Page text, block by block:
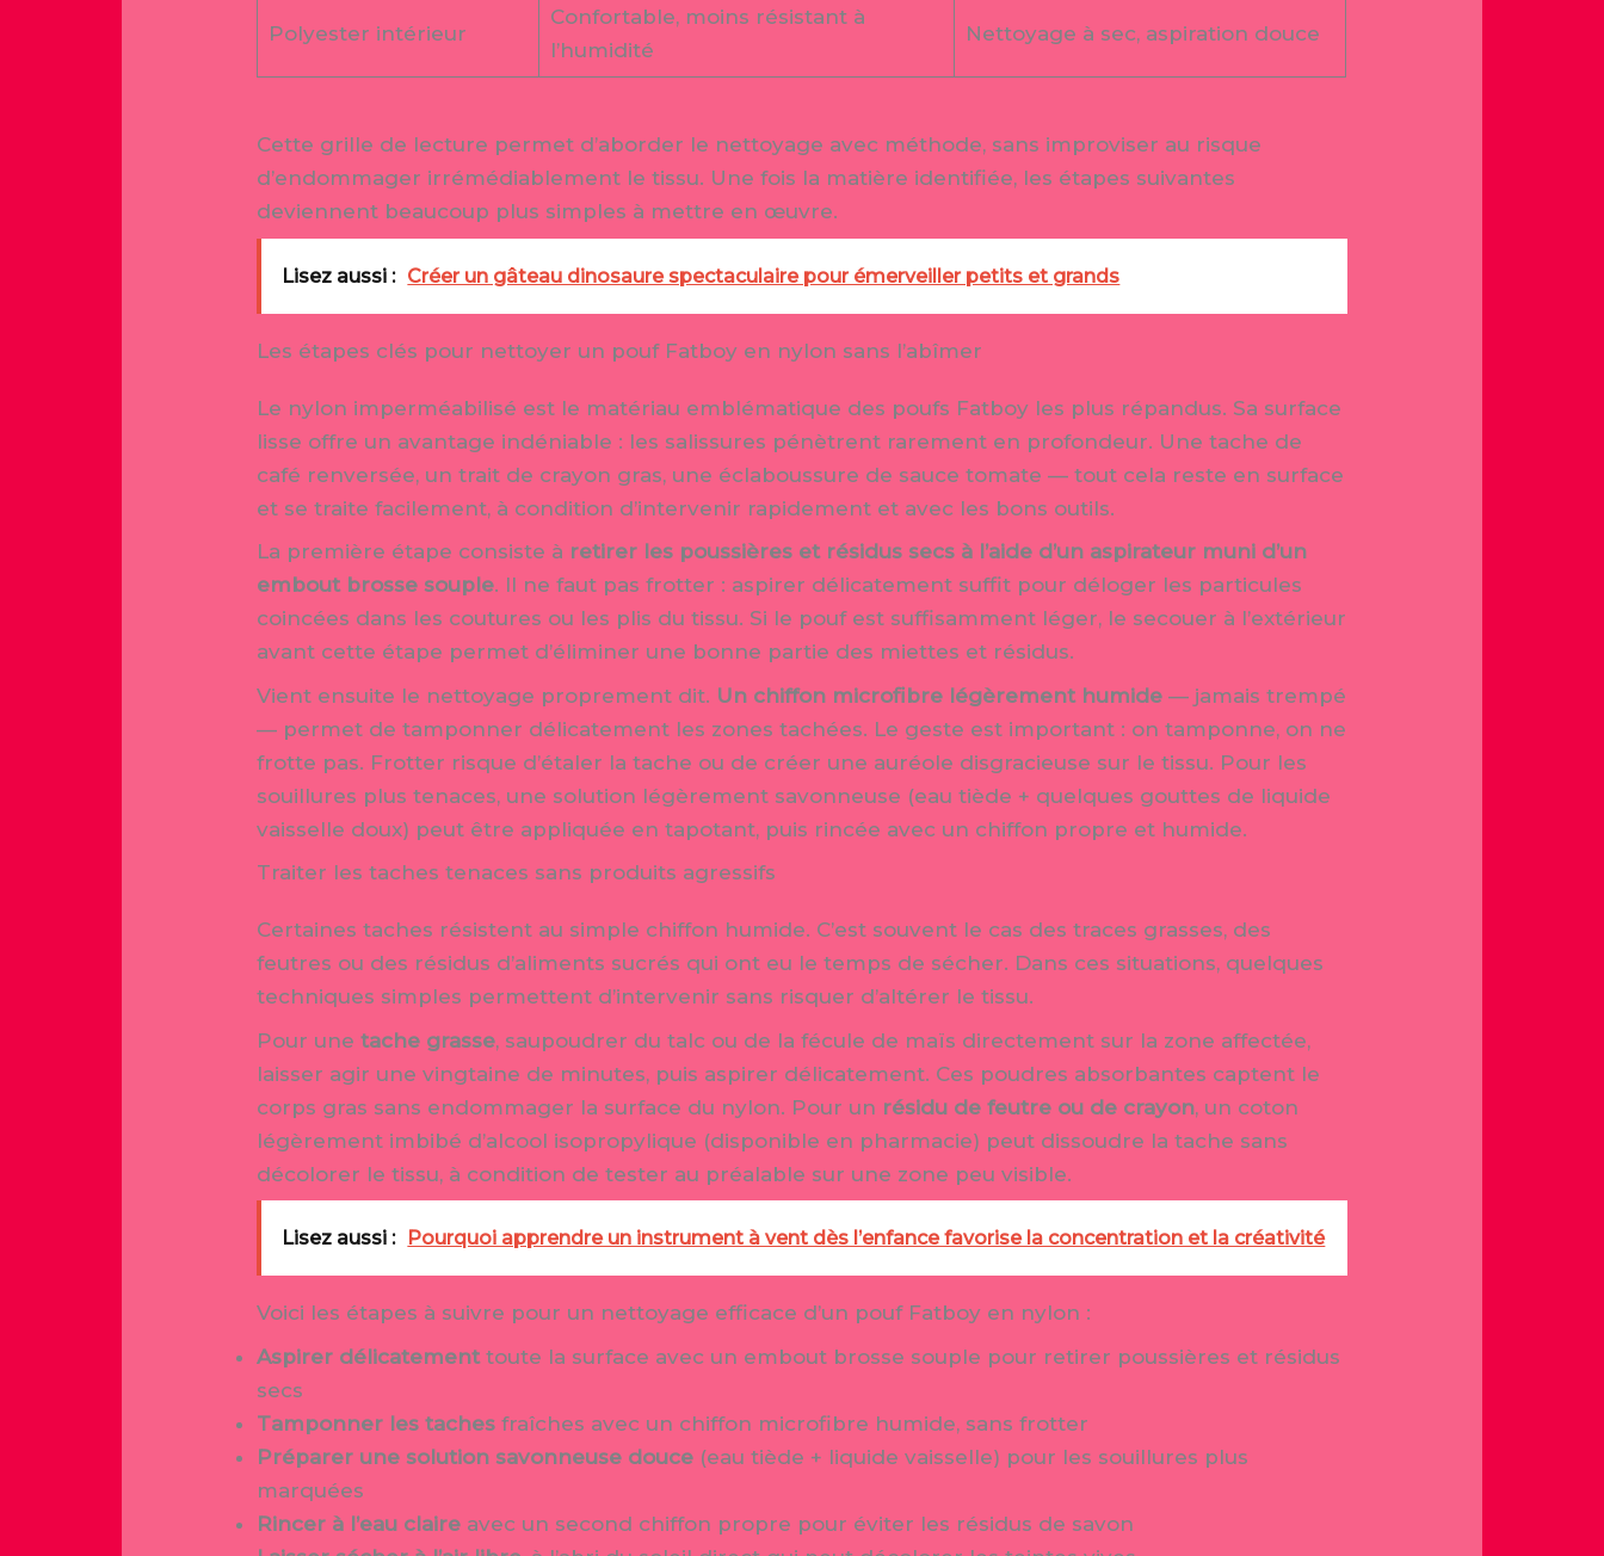
Polyester intérieur
Confortable, moins résistant à
l’humidité
Nettoyage à sec, aspiration douce
Cette grille de lecture permet d’aborder le nettoyage avec méthode, sans improviser au risque
d’endommager irrémédiablement le tissu. Une fois la matière identifiée, les étapes suivantes
deviennent beaucoup plus simples à mettre en œuvre.
Lisez aussi : Créer un gâteau dinosaure spectaculaire pour émerveiller petits et grands
Les étapes clés pour nettoyer un pouf Fatboy en nylon sans l’abîmer
Le nylon imperméabilisé est le matériau emblématique des poufs Fatboy les plus répandus. Sa surface
lisse offre un avantage indéniable : les salissures pénètrent rarement en profondeur. Une tache de
café renversée, un trait de crayon gras, une éclaboussure de sauce tomate — tout cela reste en surface
et se traite facilement, à condition d’intervenir rapidement et avec les bons outils.
La première étape consiste à retirer les poussières et résidus secs à l’aide d’un aspirateur muni d’un
embout brosse souple. Il ne faut pas frotter : aspirer délicatement suffit pour déloger les particules
coincées dans les coutures ou les plis du tissu. Si le pouf est suffisamment léger, le secouer à l’extérieur
avant cette étape permet d’éliminer une bonne partie des miettes et résidus.
Vient ensuite le nettoyage proprement dit. Un chiffon microfibre légèrement humide — jamais trempé
— permet de tamponner délicatement les zones tachées. Le geste est important : on tamponne, on ne
frotte pas. Frotter risque d’étaler la tache ou de créer une auréole disgracieuse sur le tissu. Pour les
souillures plus tenaces, une solution légèrement savonneuse (eau tiède + quelques gouttes de liquide
vaisselle doux) peut être appliquée en tapotant, puis rincée avec un chiffon propre et humide.
Traiter les taches tenaces sans produits agressifs
Certaines taches résistent au simple chiffon humide. C’est souvent le cas des traces grasses, des
feutres ou des résidus d’aliments sucrés qui ont eu le temps de sécher. Dans ces situations, quelques
techniques simples permettent d’intervenir sans risquer d’altérer le tissu.
Pour unetache grasse, saupoudrer du talc ou de la fécule de maïs directement sur la zone affectée,
laisser agir une vingtaine de minutes, puis aspirer délicatement. Ces poudres absorbantes captent le
corps gras sans endommager la surface du nylon. Pour un résidu de feutre ou de crayon, un coton
légèrement imbibé d’alcool isopropylique (disponible en pharmacie) peut dissoudre la tache sans
décolorer le tissu, à condition de tester au préalable sur une zone peu visible.
Lisez aussi : Pourquoi apprendre un instrument à vent dès l’enfance favorise la concentration et la créativité
Voici les étapes à suivre pour un nettoyage efficace d’un pouf Fatboy en nylon :
Aspirer délicatementtoute la surface avec un embout brosse souple pour retirer poussières et résidus
secs
Tamponner les taches fraîches avec un chiffon microfibre humide, sans frotter
Préparer une solution savonneuse douce (eau tiède + liquide vaisselle) pour les souillures plus
marquées
Rincer à l’eau claire avec un second chiffon propre pour éviter les résidus de savon